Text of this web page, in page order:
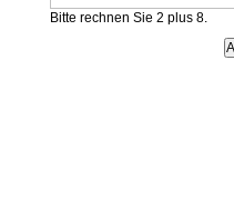
Bitte rechnen Sie 2 plus 8.